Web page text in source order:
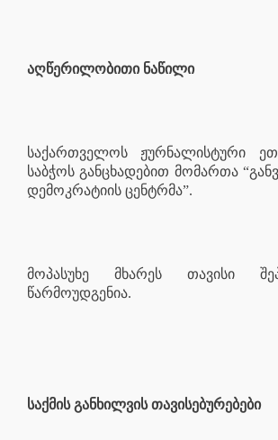
აღწერილობითი ნაწილი
საქართველოს ჟურნალისტური
საბჭოს განცხადებით მომართა
დემოკრატიის ცენტრმა”.
მოპასუხე მხარეს თავისი
წარმოუდგენია.
საქმის განხილვის თავისებურებები